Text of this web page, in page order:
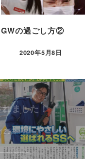
GWの過ごし方②
2020年5月8日
ました！
29日